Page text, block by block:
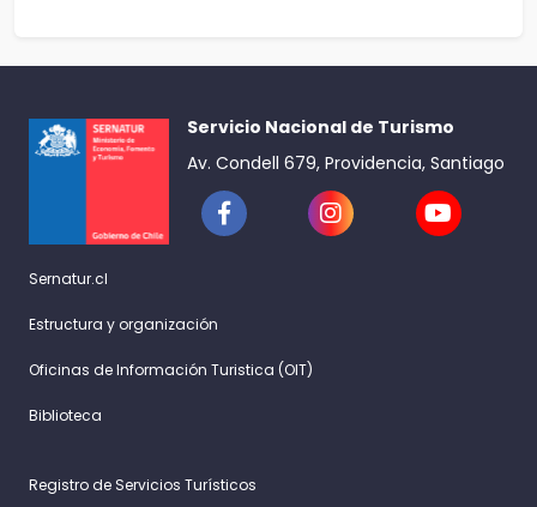
Servicio Nacional de Turismo
Av. Condell 679, Providencia, Santiago
Sernatur.cl
Estructura y organización
Oficinas de Información Turistica (OIT)
Biblioteca
Registro de Servicios Turísticos